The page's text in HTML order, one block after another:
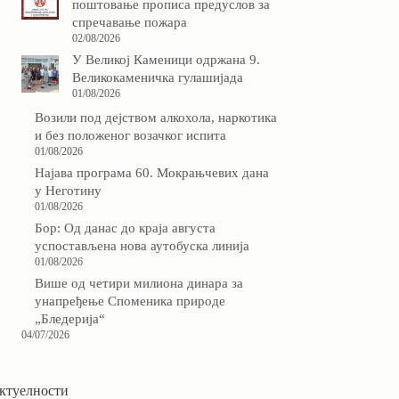
поштовање прописа предуслов за
спречавање пожара
02/08/2026
У Великој Каменици одржана 9.
Великокаменичка гулашијада
01/08/2026
Возили под дејством алкохола, наркотика
и без положеног возачког испита
01/08/2026
Најава програма 60. Мокрањчевих дана
у Неготину
01/08/2026
Бор: Од данас до краја августа
успостављена нова аутобуска линија
01/08/2026
Више од четири милиона динара за
унапређење Споменика природе
„Бледерија“
04/07/2026